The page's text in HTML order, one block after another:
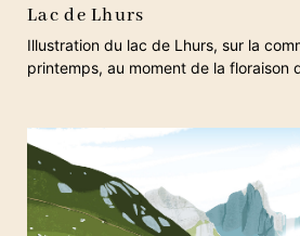
Lac de Lhurs
Illustration du lac de Lhurs, sur la
printemps, au moment de la floraison